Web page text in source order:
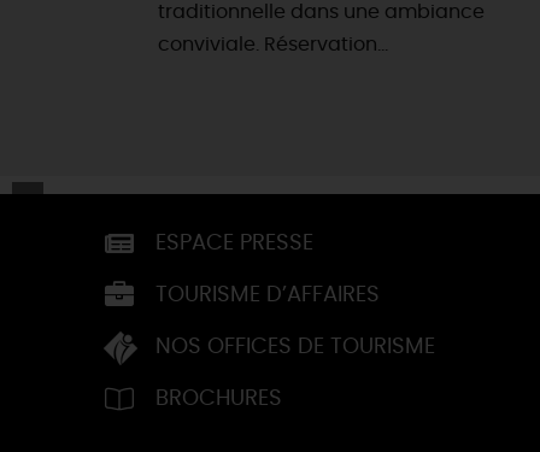
traditionnelle dans une ambiance
conviviale. Réservation...
ESPACE PRESSE
TOURISME D’AFFAIRES
NOS OFFICES DE TOURISME
BROCHURES